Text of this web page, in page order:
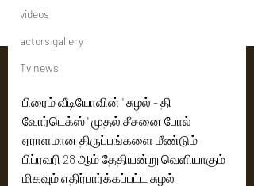
videos
actors gallery
Tv news
பிரைம் வீடியோவின் ' சுழல் - தி
வோர்டெக்ஸ் ' முதல் சீசனை போல்
ஏராளமான திருப்பங்களை மீண்டும்
பிப்ரவரி 28 ஆம் தேதியன்று வெளியாகும்
மிகவும் எதிர்பார்க்கப்பட்ட சுழல்